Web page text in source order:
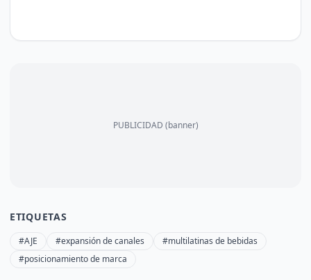
PUBLICIDAD (banner)
ETIQUETAS
#AJE #expansión de canales
#multilatinas de bebidas
#posicionamiento de marca